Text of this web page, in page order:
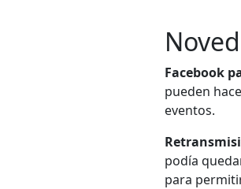
Facebook
pueden
eventos.
podía
para